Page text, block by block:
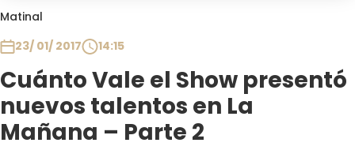
Matinal
23/ 01/ 2017
14:15
Cuánto Vale el Show presentó
nuevos talentos en La
Mañana – Parte 2
Club De La Comedia
Contigo en Directo
Plan Perfecto
El Tiempo
Sabingo
Todos Los Programas